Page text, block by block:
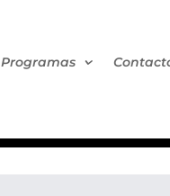
Programas